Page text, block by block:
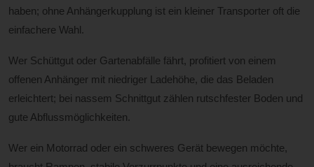
haben; ohne Anhängerkupplung ist ein kleiner Transporter oft die
einfachere Wahl.
Wer Schüttgut oder Gartenabfälle fährt, profitiert von einem
offenen Anhänger mit niedriger Ladehöhe, die das Beladen
erleichtert; bei nassem Schnittgut zählen rutschfester Boden und
gute Abflussmöglichkeiten.
Wer ein Motorrad oder ein schweres Gerät bewegen möchte,